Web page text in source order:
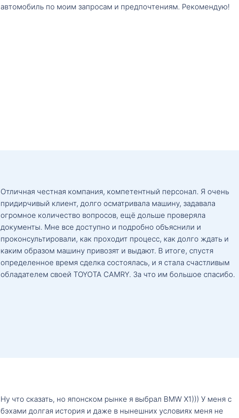
автомобиль по моим запросам и предпочтениям. Рекомендую!
Отличная честная компания, компетентный персонал. Я очень
придирчивый клиент, долго осматривала машину, задавала
огромное количество вопросов, ещё дольше проверяла
документы. Мне все доступно и подробно объяснили и
проконсультировали, как проходит процесс, как долго ждать и
каким образом машину привозят и выдают. В итоге, спустя
определенное время сделка состоялась, и я стала счастливым
обладателем своей TOYOTA CAMRY. За что им большое спасибо.
Ну что сказать, но японском рынке я выбрал BMW X1))) У меня с
бэхами долгая история и даже в нынешних условиях меня не